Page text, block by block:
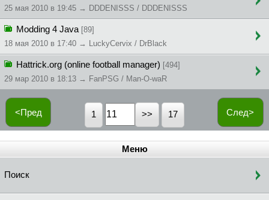
25 мая 2010 в 19:45 → DDDENISSS / DDDENISSS
Modding 4 Java [89]
18 мая 2010 в 17:40 → LuckyCervix / DrBlack
Hattrick.org (online football manager) [494]
29 мар 2010 в 18:13 → FanPSG / Man-O-waR
<Пред След>
1 17
Меню
Поиск